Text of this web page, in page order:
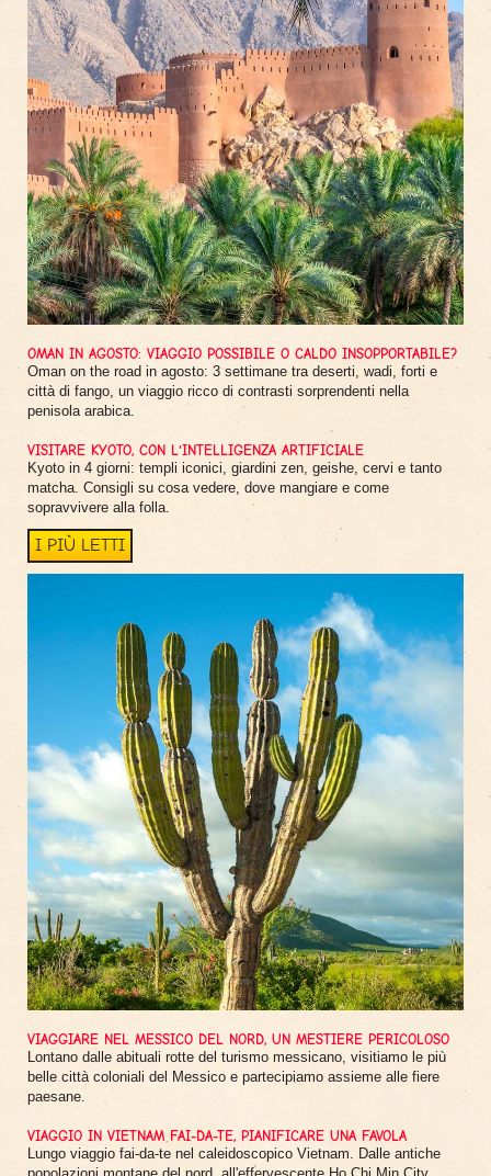
OMAN IN AGOSTO: VIAGGIO POSSIBILE O CALDO INSOPPORTABILE?
Oman on the road in agosto: 3 settimane tra deserti, wadi, forti e
città di fango, un viaggio ricco di contrasti sorprendenti nella
penisola arabica.
VISITARE KYOTO, CON L'INTELLIGENZA ARTIFICIALE
Kyoto in 4 giorni: templi iconici, giardini zen, geishe, cervi e tanto
matcha. Consigli su cosa vedere, dove mangiare e come
sopravvivere alla folla.
I PIÙ LETTI
VIAGGIARE NEL MESSICO DEL NORD, UN MESTIERE PERICOLOSO
Lontano dalle abituali rotte del turismo messicano, visitiamo le più
belle città coloniali del Messico e partecipiamo assieme alle fiere
paesane.
VIAGGIO IN VIETNAM FAI-DA-TE, PIANIFICARE UNA FAVOLA
Lungo viaggio fai-da-te nel caleidoscopico Vietnam. Dalle antiche